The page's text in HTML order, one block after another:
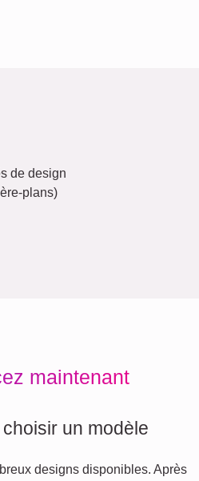
de design
plans)
maintenant
un modèle
designs disponibles. Après